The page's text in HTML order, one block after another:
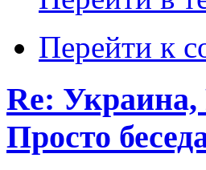
Перейти к
Re: Украина,
Просто